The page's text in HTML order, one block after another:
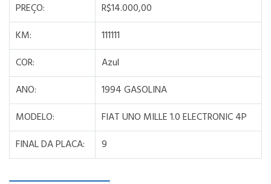
PREÇO:
R$14.000,00
KM:
111111
COR:
Azul
ANO:
1994 GASOLINA
MODELO:
FIAT UNO MILLE 1.0 ELECTRONIC 4P
FINAL DA PLACA:
9